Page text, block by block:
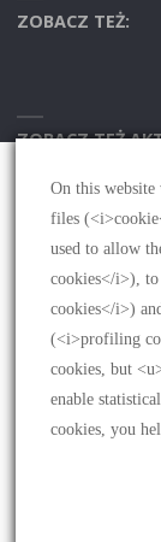
Używamy
witryny i
ZOBACZ TEŻ:
ZOBACZ TEŻ
©2021
On this
files
used to allow
cookies</i>), to
cookies</i>)
(<i>profiling
cookies, but
enable
cookies, you